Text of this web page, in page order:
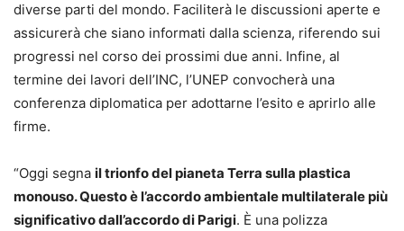
diverse parti del mondo. Faciliterà le discussioni aperte e
assicurerà che siano informati dalla scienza, riferendo sui
progressi nel corso dei prossimi due anni. Infine, al
termine dei lavori dell’INC, l’UNEP convocherà una
conferenza diplomatica per adottarne l’esito e aprirlo alle
firme.
“Oggi segna il trionfo del pianeta Terra sulla plastica
monouso. Questo è l’accordo ambientale multilaterale più
significativo dall’accordo di Parigi. È una polizza